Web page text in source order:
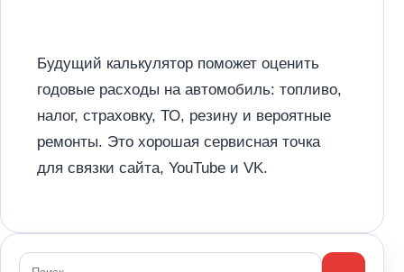
Будущий калькулятор поможет оценить
годовые расходы на автомобиль: топливо,
налог, страховку, ТО, резину и вероятные
ремонты. Это хорошая сервисная точка
для связки сайта, YouTube и VK.